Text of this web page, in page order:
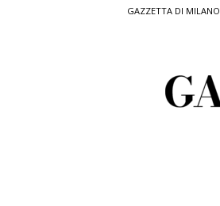
GAZZETTA DI MILANO